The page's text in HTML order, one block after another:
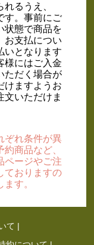
るうえ、
す。事前にご
状態で商品を
お支払につい
いとなります
様にはご入金
ただく場合が
けますようお
文いただけま
ぞれ条件が異
商品など、
ページやご注
ておりますの
す。
て |